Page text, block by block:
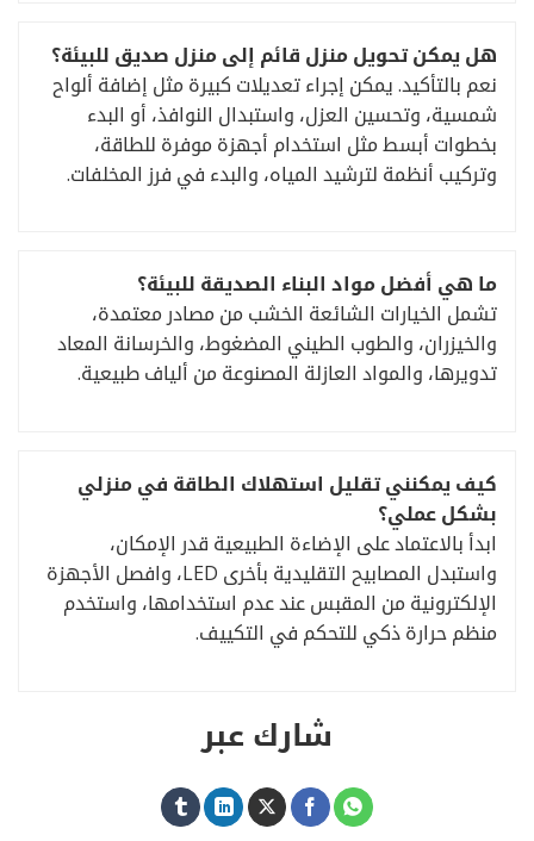
هل يمكن تحويل منزل قائم إلى منزل صديق للبيئة؟
نعم بالتأكيد. يمكن إجراء تعديلات كبيرة مثل إضافة ألواح
شمسية، وتحسين العزل، واستبدال النوافذ، أو البدء
بخطوات أبسط مثل استخدام أجهزة موفرة للطاقة،
وتركيب أنظمة لترشيد المياه، والبدء في فرز المخلفات.
ما هي أفضل مواد البناء الصديقة للبيئة؟
تشمل الخيارات الشائعة الخشب من مصادر معتمدة،
والخيزران، والطوب الطيني المضغوط، والخرسانة المعاد
تدويرها، والمواد العازلة المصنوعة من ألياف طبيعية.
كيف يمكنني تقليل استهلاك الطاقة في منزلي
بشكل عملي؟
ابدأ بالاعتماد على الإضاءة الطبيعية قدر الإمكان،
واستبدل المصابيح التقليدية بأخرى LED، وافصل الأجهزة
الإلكترونية من المقبس عند عدم استخدامها، واستخدم
منظم حرارة ذكي للتحكم في التكييف.
شارك عبر